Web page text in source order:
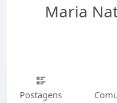
Maria
Postagens